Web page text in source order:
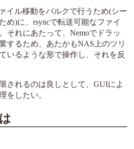
イル移動をバルクで行うため(シー
め)に、rsyncで転送可能なファイ
それにあたって、Nemoでドラッ
するため、あたかもNAS上のツリ
いるような形で操作し、それを反
されるのは良しとして、GUIによ
をしたい。